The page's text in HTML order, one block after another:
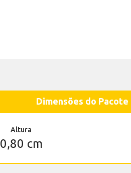
Dimensões do Pacote
Altura
0,80 cm